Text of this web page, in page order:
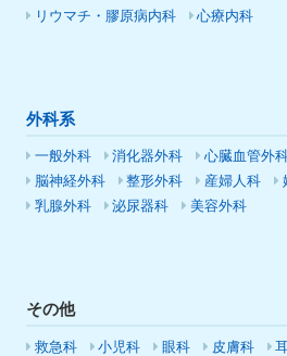
リウマチ・膠原病内科
心療内科
外科系
一般外科 消化器外科 心臓血管外
脳神経外科
整形外科 産婦人科
乳腺外科
泌尿器科 美容外科
その他
救急科 小児科 眼科 皮膚科